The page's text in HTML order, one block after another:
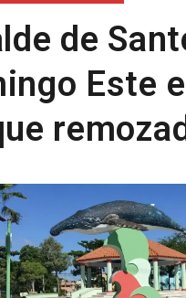
de
Este